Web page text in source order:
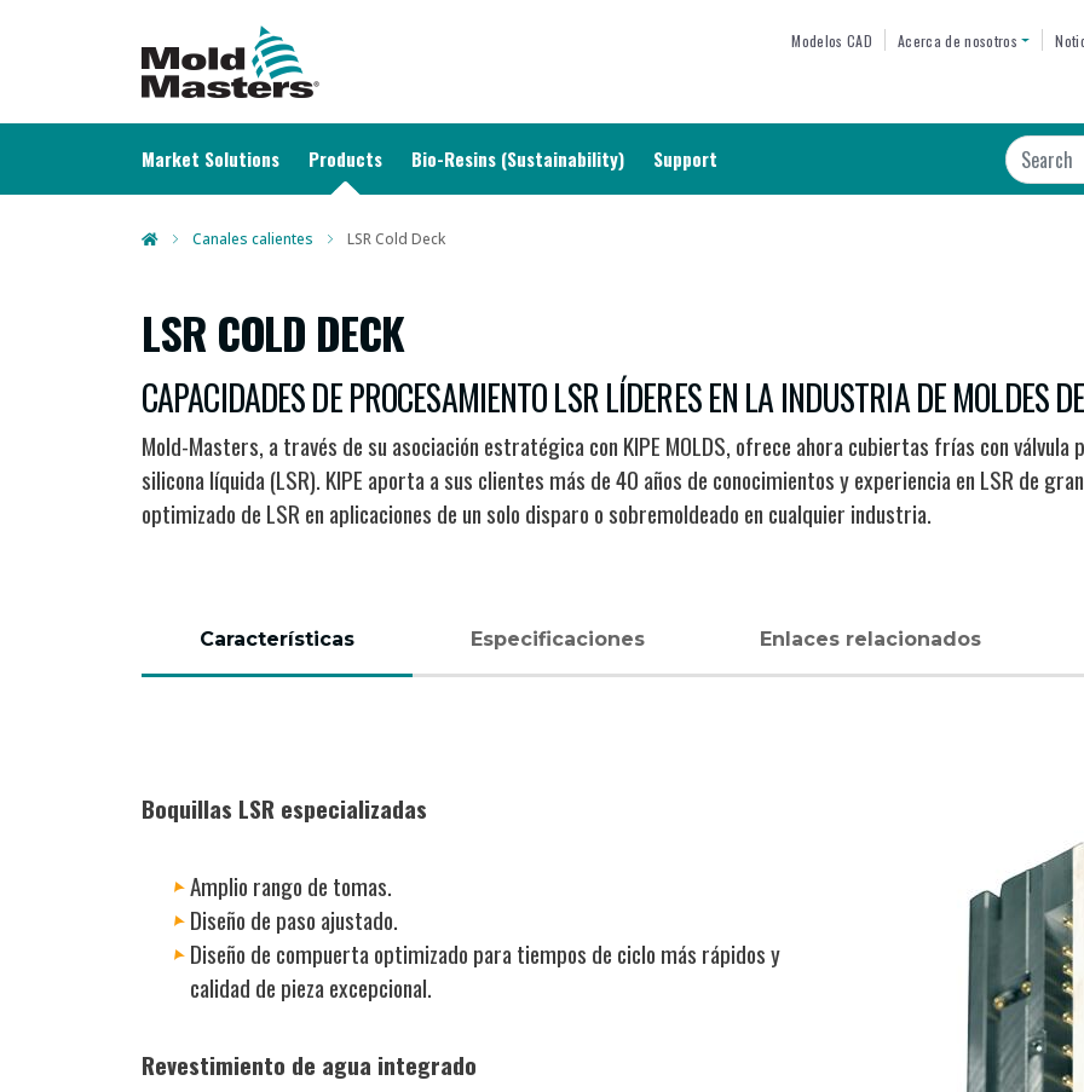
to
content
TOP MENU
Modelos CAD Acerca de nosotros
MAIN NAVIGATION
Market Solutions Products Bio-Resins (Sustainability) Support Search
Canales calientes LSR Cold Deck
LSR COLD DECK
CAPACIDADES DE PROCESAMIENTO LSR LÍDERES EN LA INDUSTRIA DE MOLDES
Mold-Masters, a través de su asociación estratégica con KIPE MOLDS, ofrece ahora cubiertas frías con válvula
silicona líquida (LSR). KIPE aporta a sus clientes más de 40 años de conocimientos y experiencia en LSR de
optimizado de LSR en aplicaciones de un solo disparo o sobremoldeado en cualquier industria.
Características Especificaciones Enlaces relacionados
Boquillas LSR especializadas
Amplio rango de tomas.
Diseño de paso ajustado.
Diseño de compuerta optimizado para tiempos de ciclo más rápidos y
calidad de pieza excepcional.
Revestimiento de agua integrado